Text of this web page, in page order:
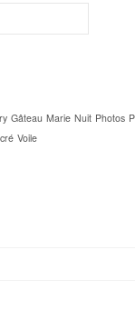
plage
Gâteau Marie Nuit Photos
Voile